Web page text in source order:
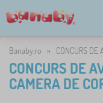
Banaby.ro » CONCURS DE
CONCURS DE
CAMERA DE